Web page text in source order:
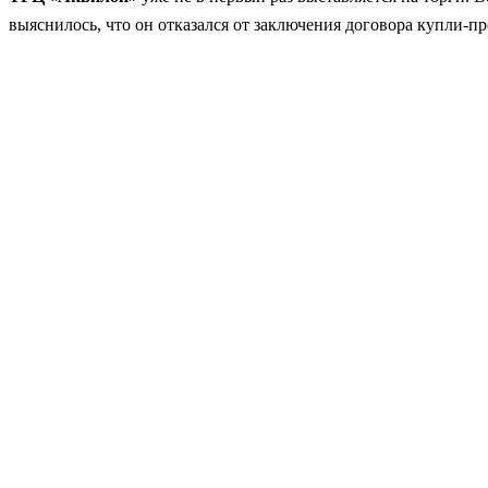
выяснилось, что он отказался от заключения договора купли-